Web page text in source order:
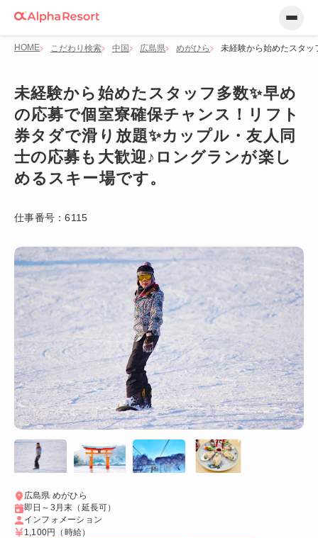
HOME こだわり検索 中国 広島県 めがひら 未経験から始めたスタッ
未経験から始めたスタッフ多数✨早め
の応募で個室寮確保チャンス！リフト
券タダで滑り放題✨カップル・友人同
士の応募も大歓迎♪ロングランが楽し
めるスキー場です。
仕事番号：6115
広島県 めがひら
即日～3月末（延長可）
インフォメーション
1,100円 （時給）